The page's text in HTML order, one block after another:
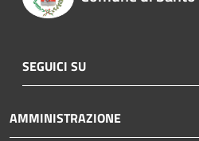
SEGUICI SU
AMMINISTRAZIONE